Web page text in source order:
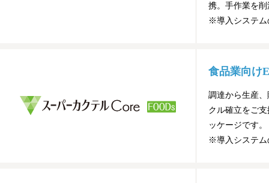
携。手作業を
※導入システム
食品業向け
調達から生産
クル確立をご
ッケージです。
※導入システム